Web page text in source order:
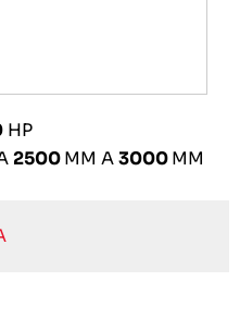
HP
2500MM A3000MM